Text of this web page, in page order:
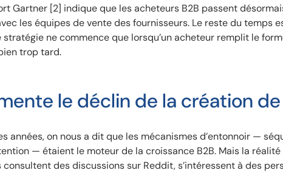
Gartner [2] indique que les acheteurs B2B passent
les équipes de vente des fournisseurs. Le reste du temps
ne commence que lorsqu’un acheteur remplit le
trop tard.
le déclin de la création
années, on nous a dit que les mécanismes d’entonnoir —
— étaient le moteur de la croissance B2B. Mais la
consultent des discussions sur Reddit, s’intéressent à des